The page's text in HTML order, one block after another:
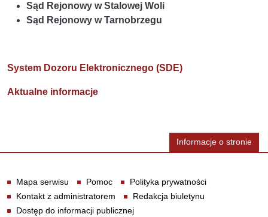
Sąd Rejonowy w Stalowej Woli
Sąd Rejonowy w Tarnobrzegu
System Dozoru Elektronicznego (SDE)
Aktualne informacje
Informacje o stronie
Mapa serwisu Pomoc
Polityka prywatności
Kontakt z administratorem
Redakcja biuletynu
Dostęp do informacji publicznej